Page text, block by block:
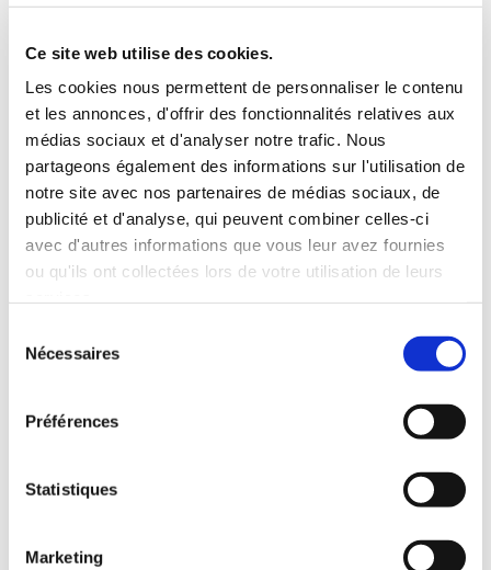
Ce site web utilise des cookies.
Les cookies nous permettent de personnaliser le contenu
et les annonces, d'offrir des fonctionnalités relatives aux
médias sociaux et d'analyser notre trafic. Nous
partageons également des informations sur l'utilisation de
notre site avec nos partenaires de médias sociaux, de
publicité et d'analyse, qui peuvent combiner celles-ci
avec d'autres informations que vous leur avez fournies
ou qu'ils ont collectées lors de votre utilisation de leurs
Nécessaires
Préférences
Statistiques
Marketing
INCLUS À LA LOCATION
Killométrage illimité
Assurance tous risques (hors franchise)
Carburant : plein à rendre plein
CONDITIONS DE LOCATION
Age minimum :20 ans
ASSURANCE
Franchise :1500 €